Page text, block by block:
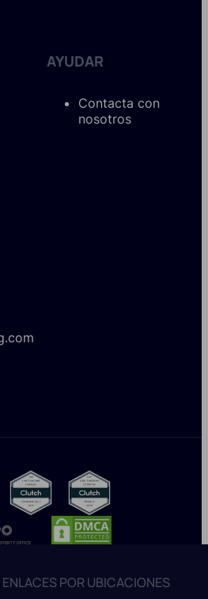
AYUDAR
Contacta con
nosotros
POR UBICACIONES